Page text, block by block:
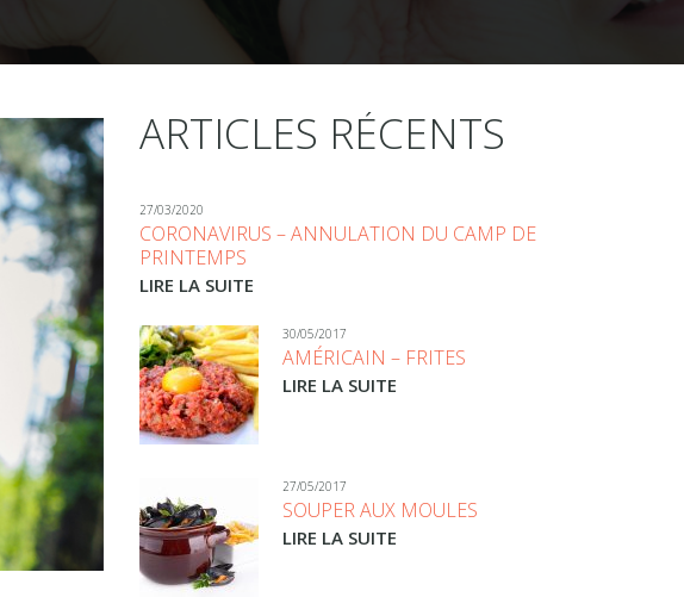
ARTICLES RÉCENTS
27/03/2020
CORONAVIRUS – ANNULATION DU CAMP DE
PRINTEMPS
LIRE LA SUITE
30/05/2017
AMÉRICAIN – FRITES
LIRE LA SUITE
27/05/2017
SOUPER AUX MOULES
LIRE LA SUITE